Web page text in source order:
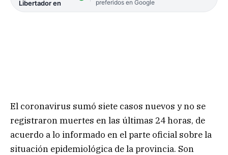
Libertador en
preferidos en Google
El coronavirus sumó siete casos nuevos y no se
registraron muertes en las últimas 24 horas, de
acuerdo a lo informado en el parte oficial sobre la
situación epidemiológica de la provincia. Son